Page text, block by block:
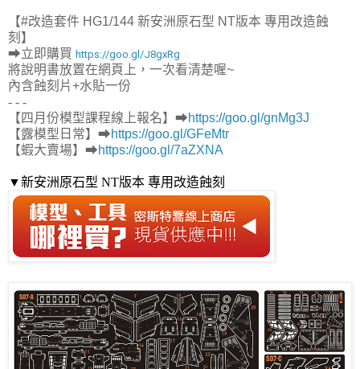
【#改造套件 HG1/144 新安洲原石型 NT版本 專用改造蝕
刻】
➡立即購買 https://goo.gl/J8gxRg
將說明書放置在網頁上，一次看清楚喔~
內含蝕刻片+水貼一份
- - -
【四月份模型課程線上報名】➡https://goo.gl/gnMg3J
【露模型日常】➡https://goo.gl/GFeMtr
【蝦大賣場】➡https://goo.gl/7aZXNA
▼新安洲原石型 NT版本 專用改造蝕刻